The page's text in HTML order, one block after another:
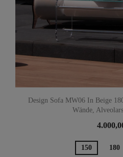
Design Sofa MW06 In Beige
Wände,
150 180